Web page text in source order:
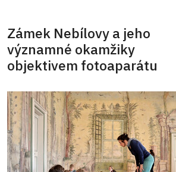
Zámek Nebílovy a jeho
významné okamžiky
objektivem fotoaparátu